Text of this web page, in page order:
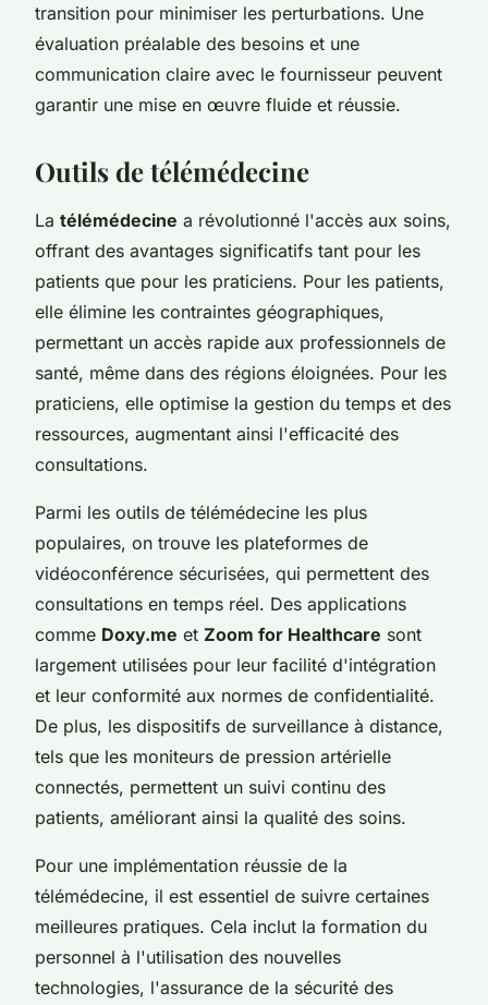
transition pour minimiser les perturbations. Une
évaluation préalable des besoins et une
communication claire avec le fournisseur peuvent
garantir une mise en œuvre fluide et réussie.
Outils de télémédecine
La télémédecine a révolutionné l'accès aux soins,
offrant des avantages significatifs tant pour les
patients que pour les praticiens. Pour les patients,
elle élimine les contraintes géographiques,
permettant un accès rapide aux professionnels de
santé, même dans des régions éloignées. Pour les
praticiens, elle optimise la gestion du temps et des
ressources, augmentant ainsi l'efficacité des
consultations.
Parmi les outils de télémédecine les plus
populaires, on trouve les plateformes de
vidéoconférence sécurisées, qui permettent des
consultations en temps réel. Des applications
comme Doxy.me et Zoom for Healthcare sont
largement utilisées pour leur facilité d'intégration
et leur conformité aux normes de confidentialité.
De plus, les dispositifs de surveillance à distance,
tels que les moniteurs de pression artérielle
connectés, permettent un suivi continu des
patients, améliorant ainsi la qualité des soins.
Pour une implémentation réussie de la
télémédecine, il est essentiel de suivre certaines
meilleures pratiques. Cela inclut la formation du
personnel à l'utilisation des nouvelles
technologies, l'assurance de la sécurité des